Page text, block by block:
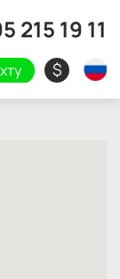
215 19 11
$